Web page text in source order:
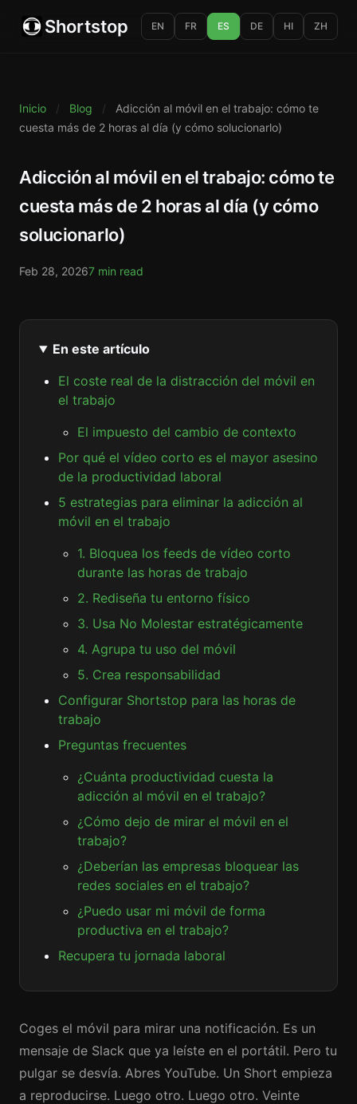
Shortstop EN FR ES DE HI ZH
Inicio / Blog /
Adicción al móvil en el trabajo: cómo te
cuesta más de 2 horas al día (y cómo solucionarlo)
Adicción al móvil en el trabajo: cómo te
cuesta más de 2 horas al día (y cómo
solucionarlo)
Feb 28, 20267 min read
En este artículo
El coste real de la distracción del móvil en
el trabajo
El impuesto del cambio de contexto
Por qué el vídeo corto es el mayor asesino
de la productividad laboral
5 estrategias para eliminar la adicción al
móvil en el trabajo
1. Bloquea los feeds de vídeo corto
durante las horas de trabajo
2. Rediseña tu entorno físico
3. Usa No Molestar estratégicamente
4. Agrupa tu uso del móvil
5. Crea responsabilidad
Configurar Shortstop para las horas de
trabajo
Preguntas frecuentes
¿Cuánta productividad cuesta la
adicción al móvil en el trabajo?
¿Cómo dejo de mirar el móvil en el
trabajo?
¿Deberían las empresas bloquear las
redes sociales en el trabajo?
¿Puedo usar mi móvil de forma
productiva en el trabajo?
Recupera tu jornada laboral
Coges el móvil para mirar una notificación. Es un
mensaje de Slack que ya leíste en el portátil. Pero tu
pulgar se desvía. Abres YouTube. Un Short empieza
a reproducirse. Luego otro. Luego otro. Veinte